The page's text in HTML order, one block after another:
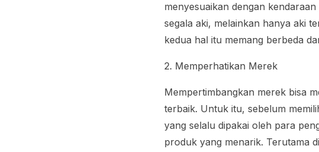
menyesuaikan dengan
segala aki, melainkan hanya aki
kedua hal itu memang berbeda
2. Memperhatikan Merek
Mempertimbangkan merek bisa
terbaik. Untuk itu, sebelum
yang selalu dipakai oleh para
produk yang menarik. Terutama